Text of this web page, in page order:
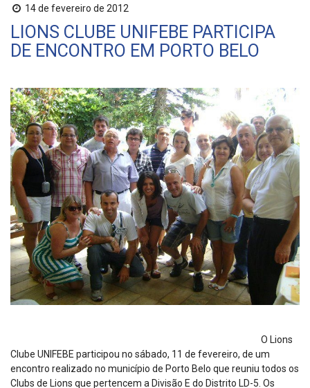
14 de fevereiro de 2012
LIONS CLUBE UNIFEBE PARTICIPA
DE ENCONTRO EM PORTO BELO
O Lions
Clube UNIFEBE participou no sábado, 11 de fevereiro, de um
encontro realizado no município de Porto Belo que reuniu todos os
Clubs de Lions que pertencem a Divisão E do Distrito LD-5. Os